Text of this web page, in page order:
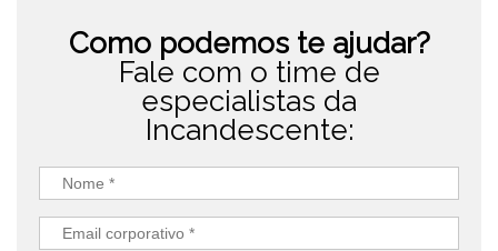
Como podemos te ajudar?
Fale com o time de
especialistas da
Incandescente: